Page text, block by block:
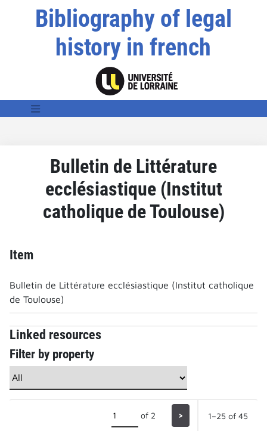
Bibliography of legal
history in french
Bulletin de Littérature
ecclésiastique (Institut
catholique de Toulouse)
Item
Bulletin de Littérature ecclésiastique (Institut catholique
de Toulouse)
Linked resources
Filter by property
of 2 > 1–25 of 45